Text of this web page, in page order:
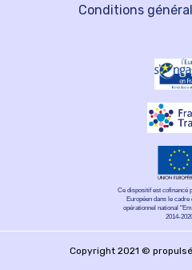
Conditions
Ce dispositif est cofinancé
Européen dans le
opérationnel national
2014-
Copyright 2021 © propulsé